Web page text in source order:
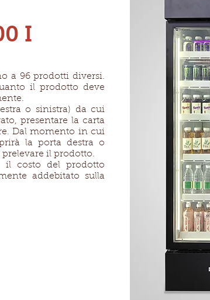
I
a 96 prodotti diversi.
il prodotto deve
o sinistra) da cui
presentare la carta
Dal momento in cui
la porta destra o
prelevare il prodotto.
il costo del prodotto
addebitato sulla